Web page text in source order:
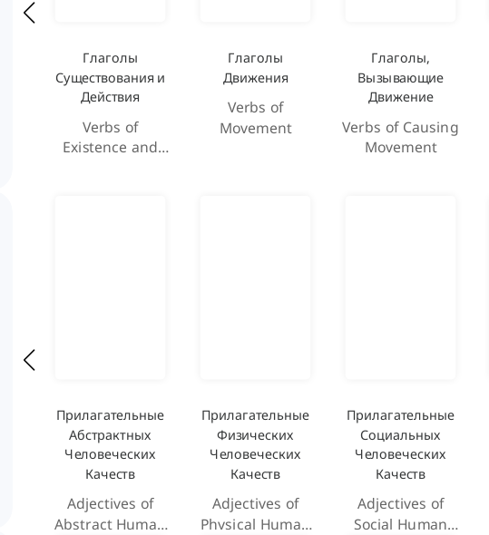
Глаголы
Существования и
Действия
Verbs of
Existence and
Глаголы
Движения
Verbs of
Movement
Глаголы,
Вызывающие
Движение
Verbs of Causing
Movement
Прилагательные
Абстрактных
Человеческих
Качеств
Adjectives of
Abstract Human
Прилагательные
Физических
Человеческих
Качеств
Adjectives of
Physical Human
Прилагательные
Социальных
Человеческих
Качеств
Adjectives of
Social Human